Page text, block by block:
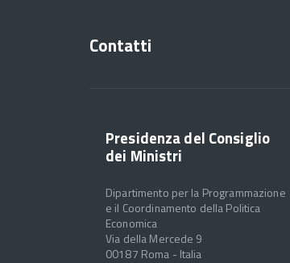
Contatti
Presidenza del Consiglio
dei Ministri
Dipartimento per la Programmazione
e il Coordinamento della Politica
Economica
Via della Mercede 9
00187 Roma - Italia